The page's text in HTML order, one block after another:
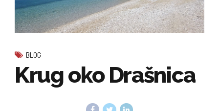
BLOG
Krug oko Drašnica